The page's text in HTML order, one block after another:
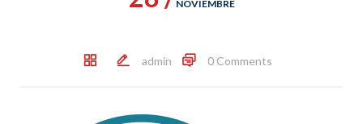
NOVIEMBRE
admin 0 Comments